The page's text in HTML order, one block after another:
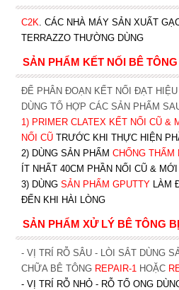
C2K. CÁC NHÀ MÁY SẢN XUẤT
TERRAZZO THƯỜNG DÙNG
SẢN PHẨM KẾT NỐI BÊ
ĐỂ PHÂN ĐOẠN KẾT NỐI ĐẠT HIỆU
DÙNG TỔ HỢP CÁC SẢN PHẨM
1) PRIMER CLATEX KẾT NỐI CŨ &
NỐI CŨ TRƯỚC KHI THỰC HIỆN
2) DÙNG SẢN PHẨM CHỐNG THẤM
ÍT NHẤT 40CM PHẦN NỐI CŨ & MỚI
3) DÙNG SẢN PHẨM GPUTTY LÀM
ĐẾN KHI HÀI LÒNG
SẢN PHẨM XỬ LÝ BÊ TÔNG
- VỊ TRÍ RỖ SÂU - LÒI SẮT DÙNG
CHỮA BÊ TÔNG REPAIR-1HOẶC
- VỊ TRÍ RỖ NHỎ - RỖ TỔ ONG